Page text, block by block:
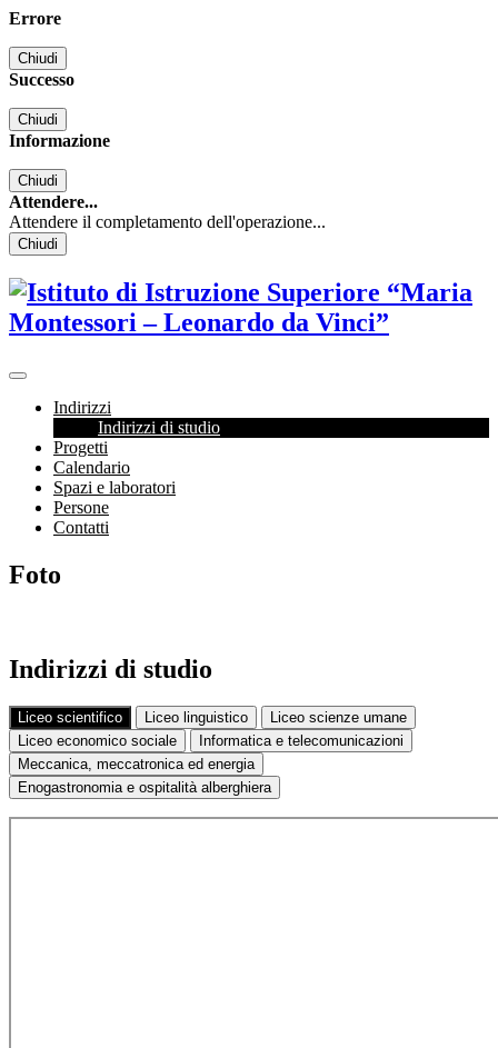
Errore
Chiudi
Successo
Chiudi
Informazione
Chiudi
Attendere...
Attendere il completamento dell'operazione...
Chiudi
Indirizzi
Indirizzi di studio
Progetti
Calendario
Spazi e laboratori
Persone
Contatti
Foto
Indirizzi di studio
Liceo scientifico Liceo linguistico
Liceo scienze umane
Liceo economico sociale
Informatica e telecomunicazioni
Meccanica, meccatronica ed energia
Enogastronomia e ospitalità alberghiera